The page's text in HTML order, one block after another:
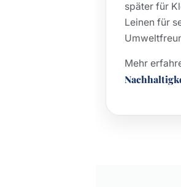
später für
Leinen für
Mehr